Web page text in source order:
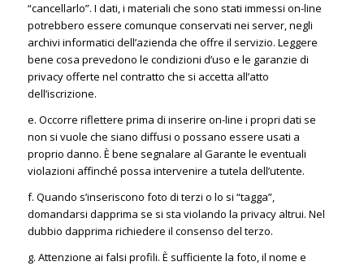
“cancellarlo”. I dati, i materiali che sono stati immessi on-line
potrebbero essere comunque conservati nei server, negli
archivi informatici dell’azienda che offre il servizio. Leggere
bene cosa prevedono le condizioni d’uso e le garanzie di
privacy offerte nel contratto che si accetta all’atto
dell’iscrizione.
e. Occorre riflettere prima di inserire on-line i propri dati se
non si vuole che siano diffusi o possano essere usati a
proprio danno. È bene segnalare al Garante le eventuali
violazioni affinché possa intervenire a tutela dell’utente.
f. Quando s’inseriscono foto di terzi o lo si “tagga”,
domandarsi dapprima se si sta violando la privacy altrui. Nel
dubbio dapprima richiedere il consenso del terzo.
g. Attenzione ai falsi profili. È sufficiente la foto, il nome e